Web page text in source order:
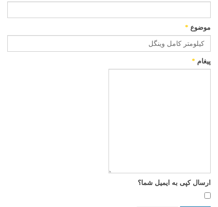
موضوع *
پیغام *
ارسال کپی به ایمیل شما؟